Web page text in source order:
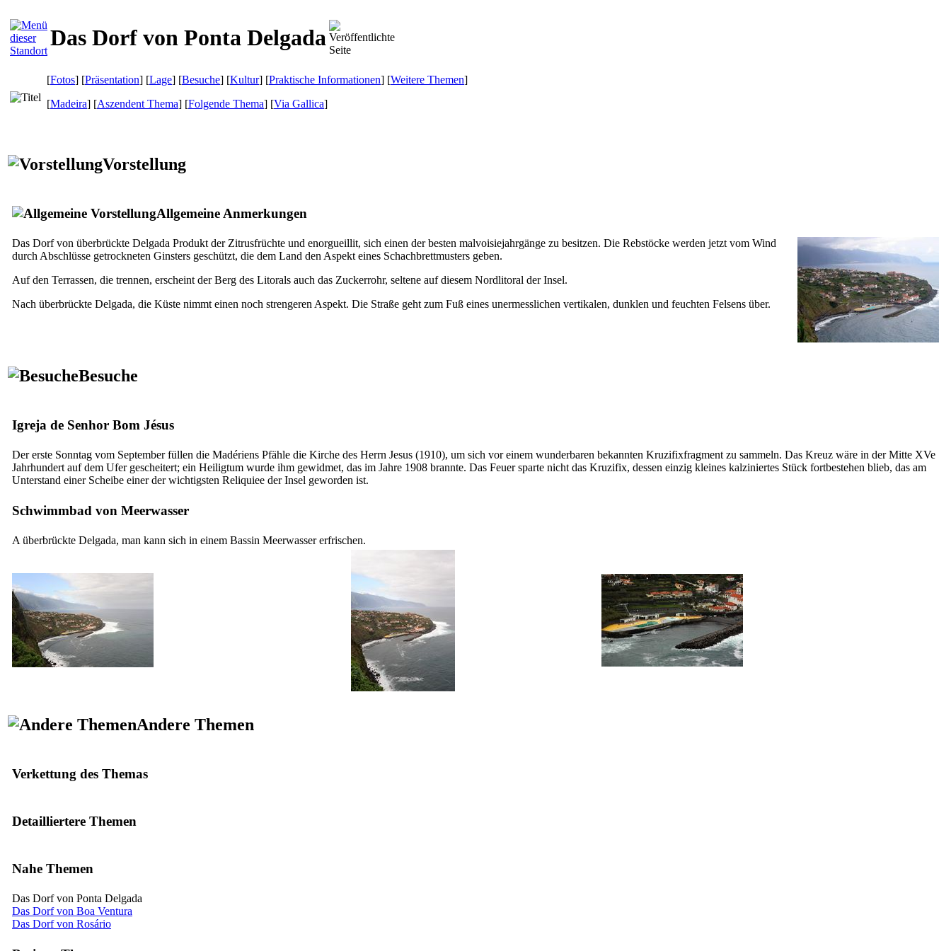
Das Dorf von Ponta Delgada
[Fotos] [Präsentation] [Lage] [Besuche] [Kultur] [Praktische Informationen] [Weitere Themen]
[Madeira] [Aszendent Thema] [Folgende Thema] [Via Gallica]
Vorstellung
Allgemeine Anmerkungen
Das Dorf von überbrückte Delgada Produkt der Zitrusfrüchte und enorgueillit, sich einen der besten malvoisiejahrgänge zu besitzen. Die Rebstöcke werden jetzt vom Wind
durch Abschlüsse getrockneten Ginsters geschützt, die dem Land den Aspekt eines Schachbrettmusters geben.
Auf den Terrassen, die trennen, erscheint der Berg des Litorals auch das Zuckerrohr, seltene auf diesem Nordlitoral der Insel.
Nach überbrückte Delgada, die Küste nimmt einen noch strengeren Aspekt. Die Straße geht zum Fuß eines unermesslichen vertikalen, dunklen und feuchten Felsens über.
Besuche
Igreja de Senhor Bom Jésus
Der erste Sonntag vom September füllen die Madériens Pfähle die Kirche des Herrn Jesus (1910), um sich vor einem wunderbaren bekannten Kruzifixfragment zu sammeln. Das Kreuz wäre in der Mitte XVe
Jahrhundert auf dem Ufer gescheitert; ein Heiligtum wurde ihm gewidmet, das im Jahre 1908 brannte. Das Feuer sparte nicht das Kruzifix, dessen einzig kleines kalziniertes Stück fortbestehen blieb, das am
Unterstand einer Scheibe einer der wichtigsten Reliquiee der Insel geworden ist.
Schwimmbad von Meerwasser
A überbrückte Delgada, man kann sich in einem Bassin Meerwasser erfrischen.
Andere Themen
Verkettung des Themas
Detailliertere Themen
Nahe Themen
Das Dorf von Ponta Delgada
Das Dorf von Boa Ventura
Das Dorf von Rosário